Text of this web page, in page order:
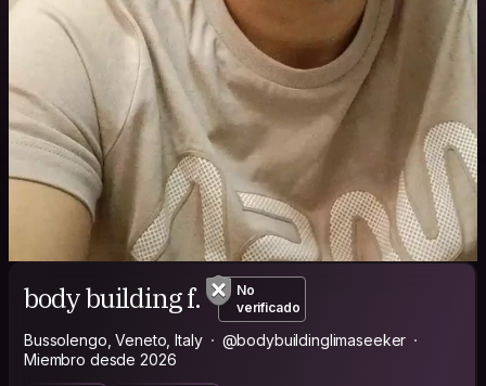
body building f.
No
verificado
Bussolengo, Veneto, Italy
@bodybuildinglimaseeker
Miembro desde 2026